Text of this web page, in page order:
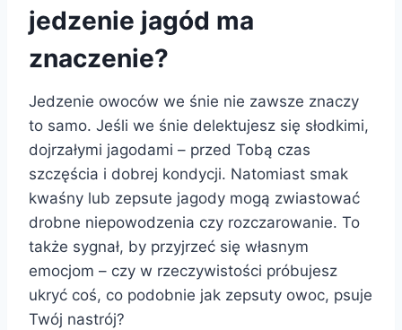
jedzenie jagód ma
znaczenie?
Jedzenie owoców we śnie nie zawsze znaczy
to samo. Jeśli we śnie delektujesz się słodkimi,
dojrzałymi jagodami – przed Tobą czas
szczęścia i dobrej kondycji. Natomiast smak
kwaśny lub zepsute jagody mogą zwiastować
drobne niepowodzenia czy rozczarowanie. To
także sygnał, by przyjrzeć się własnym
emocjom – czy w rzeczywistości próbujesz
ukryć coś, co podobnie jak zepsuty owoc, psuje
Twój nastrój?